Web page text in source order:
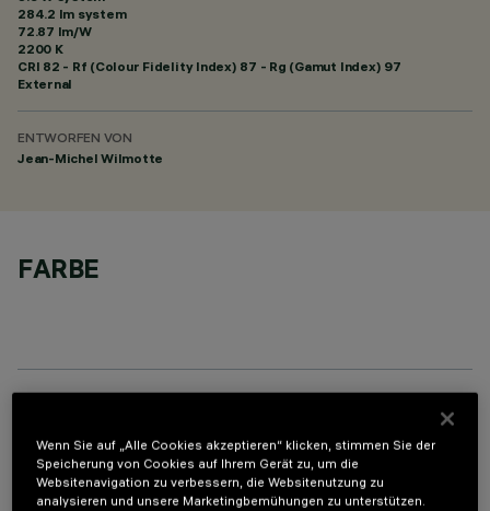
284.2 lm system
72.87 lm/W
2200 K
CRI 82 - Rf (Colour Fidelity Index) 87 - Rg (Gamut Index) 97
External
ENTWORFEN VON
Jean-Michel Wilmotte
FARBE
Wenn Sie auf „Alle Cookies akzeptieren“ klicken, stimmen Sie der
Speicherung von Cookies auf Ihrem Gerät zu, um die
Websitenavigation zu verbessern, die Websitenutzung zu
analysieren und unsere Marketingbemühungen zu unterstützen.